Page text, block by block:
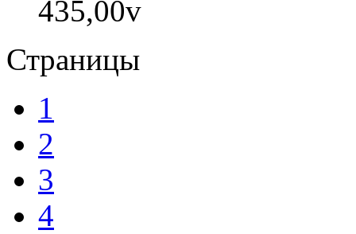
435,00v
Страницы
1
2
3
4